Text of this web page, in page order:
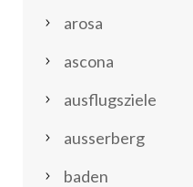
arosa
ascona
ausflugsziele
ausserberg
baden